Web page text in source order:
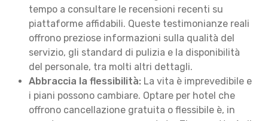
tempo a consultare le recensioni recenti su
piattaforme affidabili. Queste testimonianze reali
offrono preziose informazioni sulla qualità del
servizio, gli standard di pulizia e la disponibilità
del personale, tra molti altri dettagli.
Abbraccia la flessibilità: La vita è imprevedibile e
i piani possono cambiare. Optare per hotel che
offrono cancellazione gratuita o flessibile è, in